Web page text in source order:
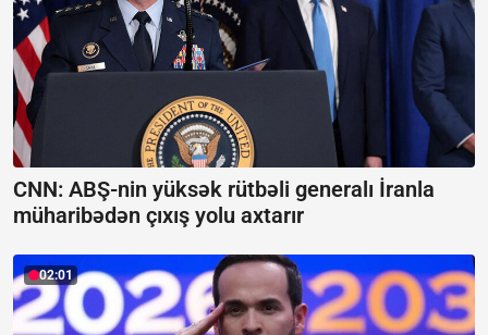
CNN: ABŞ-nin yüksək rütbəli generalı İranla
müharibədən çıxış yolu axtarır
02:01